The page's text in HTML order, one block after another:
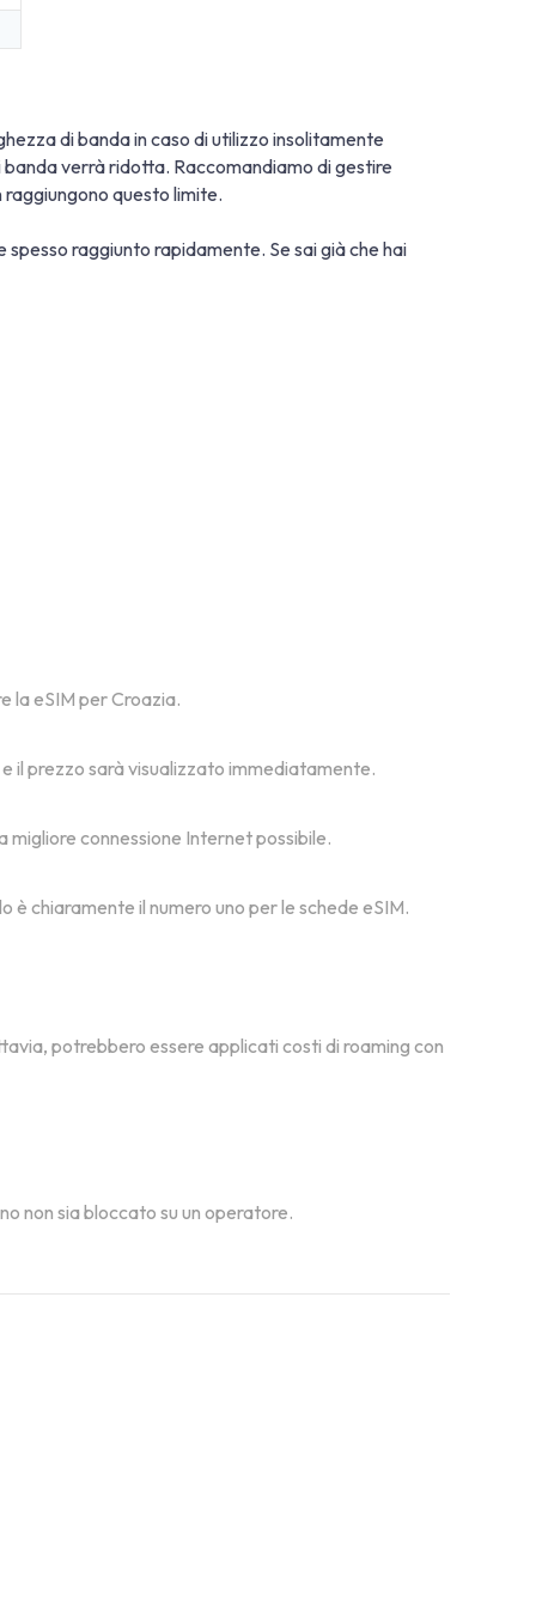
di banda in caso di utilizzo insolitamente
verrà ridotta. Raccomandiamo di gestire
questo limite.
raggiunto rapidamente. Se sai già che hai
la eSIM per Croazia.
il prezzo sarà visualizzato immediatamente.
connessione Internet possibile.
chiaramente il numero uno per le schede eSIM.
potrebbero essere applicati costi di roaming con
non sia bloccato su un operatore.